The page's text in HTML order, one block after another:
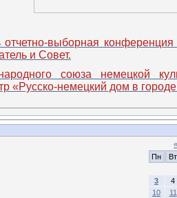
отчетно-выборная
и Совет.
союза немецкой
«Русско-немецкий дом в
«
Пн
Вт
3
4
10
11